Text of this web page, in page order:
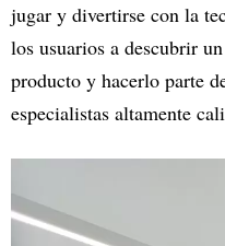
jugar y divertirse con la
los usuarios a descubrir
producto y hacerlo parte
especialistas altamente